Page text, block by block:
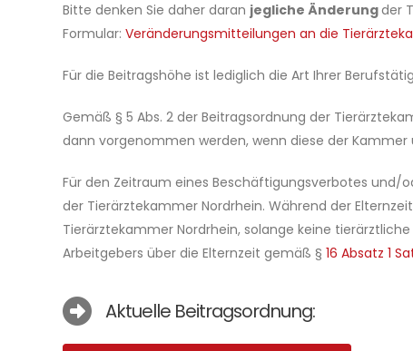
Bitte denken Sie daher daran jegliche Änderungder
Formular: Veränderungsmitteilungen an die
Für die Beitragshöhe ist lediglich die Art Ihrer
Gemäß § 5 Abs. 2 der Beitragsordnung der
dann vorgenommen werden, wenn diese der Kammer
Für den Zeitraum eines Beschäftigungsverbotes und/
der Tierärztekammer Nordrhein. Während der
Tierärztekammer Nordrhein, solange keine
Arbeitgebers über die Elternzeit gemäß § 16 Absatz 1
Aktuelle Beitragsordnung: